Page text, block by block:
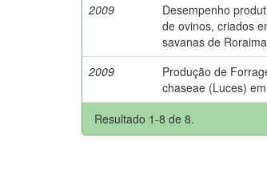
2009
Desempenho
de ovinos, criados
savanas de
2009
Produção de
chaseae (Luces)
Resultado 1-8 de 8.